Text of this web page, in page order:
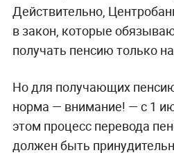
Действительно,
в закон, которые
получать пенсию только
Но для получающих
норма — внимание! — с 1
этом процесс перевода
должен быть